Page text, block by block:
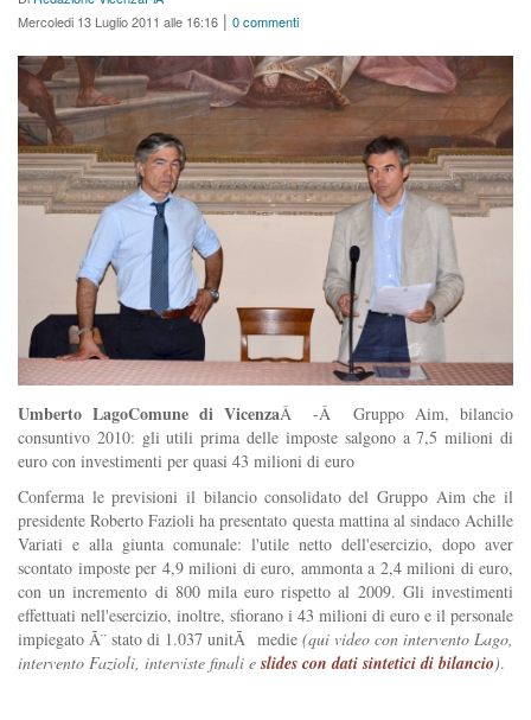
Mercoledi 13 Luglio 2011 alle 16:16 | 0 commenti
Umberto LagoComune di VicenzaÂ -Â Gruppo Aim, bilancio
consuntivo 2010: gli utili prima delle imposte salgono a 7,5 milioni di
euro con investimenti per quasi 43 milioni di euro
Conferma le previsioni il bilancio consolidato del Gruppo Aim che il
presidente Roberto Fazioli ha presentato questa mattina al sindaco Achille
Variati e alla giunta comunale: l'utile netto dell'esercizio, dopo aver
scontato imposte per 4,9 milioni di euro, ammonta a 2,4 milioni di euro,
con un incremento di 800 mila euro rispetto al 2009. Gli investimenti
effettuati nell'esercizio, inoltre, sfiorano i 43 milioni di euro e il personale
impiegato Ã¨ stato di 1.037 unitÃ medie (qui video con intervento Lago,
intervento Fazioli, interviste finali eslides con dati sintetici di bilancio).